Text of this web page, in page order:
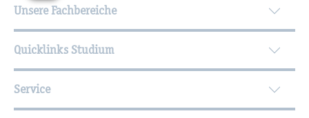
Unsere Fachbereiche
Quicklinks Studium
Service